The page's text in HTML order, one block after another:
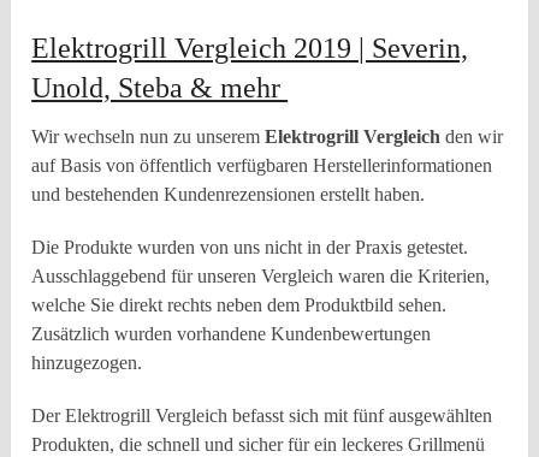
Elektrogrill Vergleich 2019 | Severin,
Unold, Steba & mehr
Wir wechseln nun zu unseremElektrogrill Vergleich den wir
auf Basis von öffentlich verfügbaren Herstellerinformationen
und bestehenden Kundenrezensionen erstellt haben.
Die Produkte wurden von uns nicht in der Praxis getestet.
Ausschlaggebend für unseren Vergleich waren die Kriterien,
welche Sie direkt rechts neben dem Produktbild sehen.
Zusätzlich wurden vorhandene Kundenbewertungen
hinzugezogen.
Der Elektrogrill Vergleich befasst sich mit fünf ausgewählten
Produkten, die schnell und sicher für ein leckeres Grillmenü